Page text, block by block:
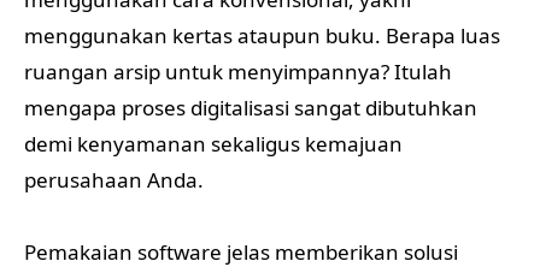
menggunakan kertas ataupun buku. Berapa luas
ruangan arsip untuk menyimpannya? Itulah
mengapa proses digitalisasi sangat dibutuhkan
demi kenyamanan sekaligus kemajuan
perusahaan Anda.
Pemakaian software jelas memberikan solusi